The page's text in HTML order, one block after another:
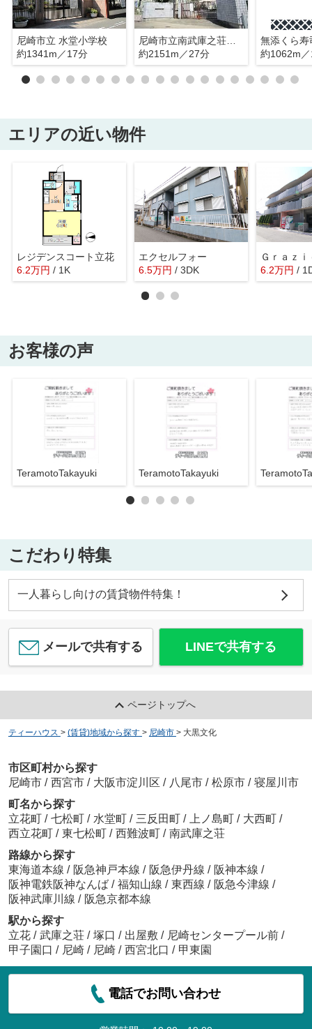
尼崎市立 水堂小学校
約1341m／17分
尼崎市立南武庫之荘中学校
約2151m／27分
無添くら寿
約1062m
エリアの近い物件
レジデンスコート立花
6.2万円 / 1K
エクセルフォー
6.5万円 / 3DK 6.2万円 /
お客様の声
TeramotoTakayuki TeramotoTakayuki
こだわり特集
一人暮らし向けの賃貸物件特集！
メールで共有する LINEで共有する
ページトップへ
ティーハウス > (賃貸)地域から探す > 尼崎市 > 大黒文化
市区町村から探す
尼崎市 / 西宮市 / 大阪市淀川区 / 八尾市 / 松原市 / 寝屋川市
町名から探す
立花町 / 七松町 / 水堂町 / 三反田町 / 上ノ島町 / 大西町 /
西立花町 / 東七松町 / 西難波町 / 南武庫之荘
路線から探す
東海道本線 / 阪急神戸本線 / 阪急伊丹線 / 阪神本線 /
阪神電鉄阪神なんば / 福知山線 / 東西線 / 阪急今津線 /
阪神武庫川線 / 阪急京都本線
駅から探す
立花 / 武庫之荘 / 塚口 / 出屋敷 / 尼崎センタープール前 /
甲子園口 / 尼崎 / 尼崎 / 西宮北口 / 甲東園
電話でお問い合わせ